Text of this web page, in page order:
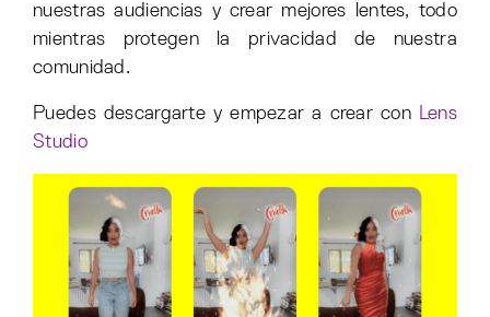
nuestras audiencias y crear mejores lentes, todo
mientras protegen la privacidad de nuestra
comunidad.
Puedes descargarte y empezar a crear con Lens
Studio